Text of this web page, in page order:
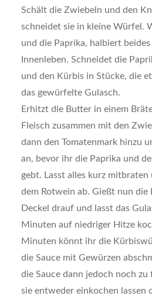
Schält die Zwiebeln und den
schneidet sie in kleine Würfel.
und die Paprika, halbiert
Innenleben. Schneidet die
und den Kürbis in Stücke, die
das gewürfelte Gulasch.
Erhitzt die Butter in einem
Fleisch zusammen mit den
dann den Tomatenmark hinzu
an, bevor ihr die Paprika und
gebt. Lasst alles kurz
dem Rotwein ab. Gießt nun die
Deckel drauf und lasst das
Minuten auf niedriger Hitze
Minuten könnt ihr die
die Sauce mit Gewürzen
die Sauce dann jedoch noch
sie entweder einkochen lassen